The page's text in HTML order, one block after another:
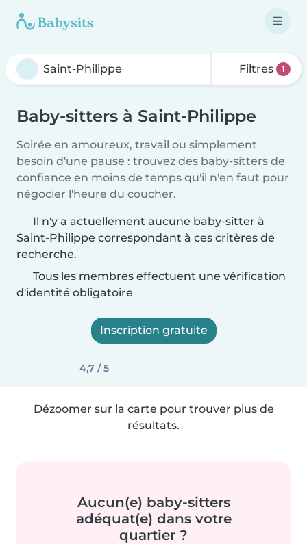
Filtres 1
Baby-sitters à Saint-Philippe
Soirée en amoureux, travail ou simplement
besoin d'une pause : trouvez des baby-sitters de
confiance en moins de temps qu'il n'en faut pour
négocier l'heure du coucher.
Il n'y a actuellement aucune baby-sitter à
Saint-Philippe correspondant à ces critères de
recherche.
Tous les membres effectuent une vérification
d'identité obligatoire
Inscription gratuite
4,7 / 5
Dézoomer sur la carte pour trouver plus de
résultats.
Aucun(e) baby-sitters
adéquat(e) dans votre
quartier ?